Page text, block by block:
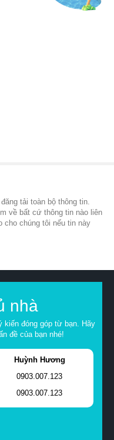
tải toàn bộ thông tin.
về bất cứ thông tin nào liên
cho chúng tôi nếu tin này
nhà
kiến đóng góp từ bạn. Hãy
đề của bạn nhé!
Huỳnh Hương
0903.007.123
0903.007.123